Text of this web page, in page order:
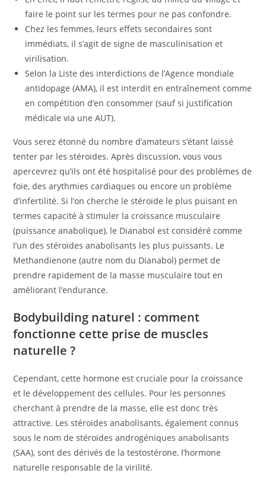
faire le point sur les termes pour ne pas confondre.
Chez les femmes, leurs effets secondaires sont
immédiats, il s’agit de signe de masculinisation et
virilisation.
Selon la Liste des interdictions de l’Agence mondiale
antidopage (AMA), il est interdit en entraînement comme
en compétition d’en consommer (sauf si justification
médicale via une AUT).
Vous serez étonné du nombre d’amateurs s’étant laissé
tenter par les stéroïdes. Après discussion, vous vous
apercevrez qu’ils ont été hospitalisé pour des problèmes de
foie, des arythmies cardiaques ou encore un problème
d’infertilité. Si l’on cherche le stéroïde le plus puisant en
termes capacité à stimuler la croissance musculaire
(puissance anabolique), le Dianabol est considéré comme
l’un des stéroïdes anabolisants les plus puissants. Le
Methandienone (autre nom du Dianabol) permet de
prendre rapidement de la masse musculaire tout en
améliorant l’endurance.
Bodybuilding naturel : comment
fonctionne cette prise de muscles
naturelle ?
Cependant, cette hormone est cruciale pour la croissance
et le développement des cellules. Pour les personnes
cherchant à prendre de la masse, elle est donc très
attractive. Les stéroïdes anabolisants, également connus
sous le nom de stéroïdes androgéniques anabolisants
(SAA), sont des dérivés de la testostérone, l’hormone
naturelle responsable de la virilité.